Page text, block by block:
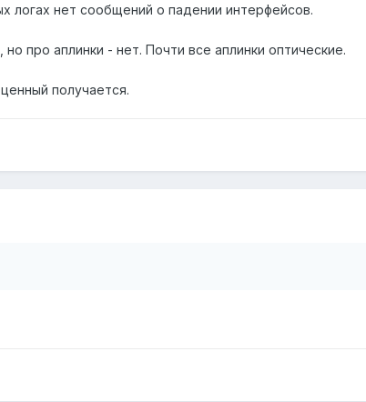
логах нет сообщений о падении интерфейсов.
про аплинки - нет. Почти все аплинки оптические.
получается.